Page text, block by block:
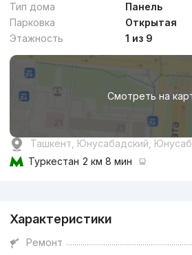
от
3к квартира, 78 м²
+998 (93) 801...
Тип дома
Панель
Парковка
Открытая
Этажность
1 из 9
Смотреть на
Ташкент, Юнусабадский,
Туркестан 2 км 8 мин
Характеристики
Ремонт